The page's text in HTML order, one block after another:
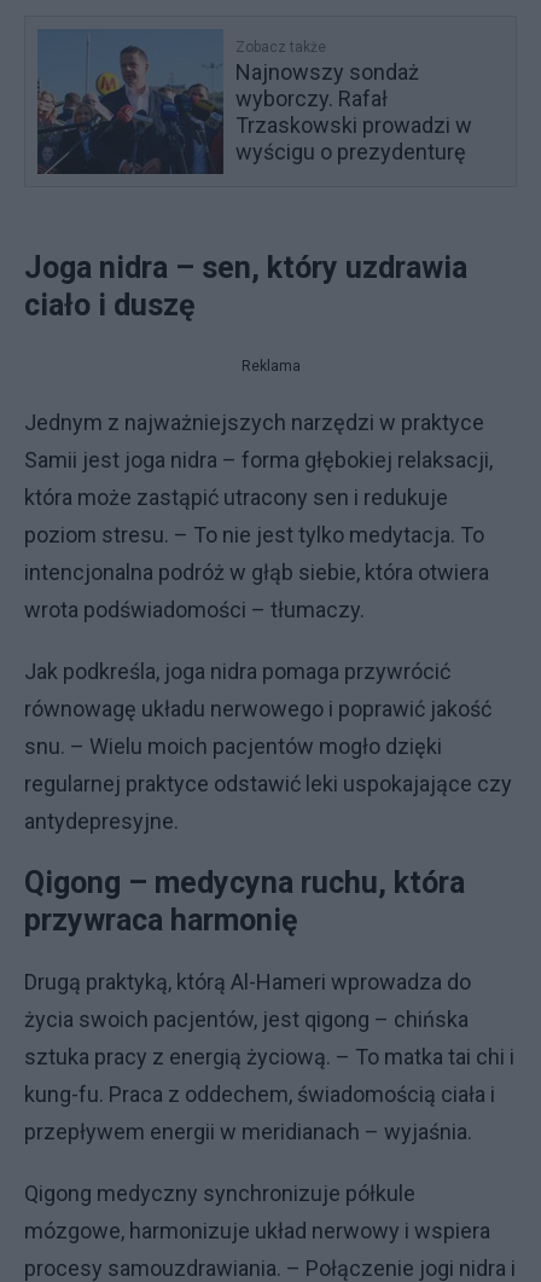
Zobacz także
Najnowszy sondaż
wyborczy. Rafał
Trzaskowski prowadzi w
wyścigu o prezydenturę
Joga nidra – sen, który uzdrawia
ciało i duszę
Reklama
Jednym z najważniejszych narzędzi w praktyce
Samii jest joga nidra – forma głębokiej relaksacji,
która może zastąpić utracony sen i redukuje
poziom stresu. – To nie jest tylko medytacja. To
intencjonalna podróż w głąb siebie, która otwiera
wrota podświadomości – tłumaczy.
Jak podkreśla, joga nidra pomaga przywrócić
równowagę układu nerwowego i poprawić jakość
snu. – Wielu moich pacjentów mogło dzięki
regularnej praktyce odstawić leki uspokajające czy
antydepresyjne.
Qigong – medycyna ruchu, która
przywraca harmonię
Drugą praktyką, którą Al-Hameri wprowadza do
życia swoich pacjentów, jest qigong – chińska
sztuka pracy z energią życiową. – To matka tai chi i
kung-fu. Praca z oddechem, świadomością ciała i
przepływem energii w meridianach – wyjaśnia.
Qigong medyczny synchronizuje półkule
mózgowe, harmonizuje układ nerwowy i wspiera
procesy samouzdrawiania. – Połączenie jogi nidra i